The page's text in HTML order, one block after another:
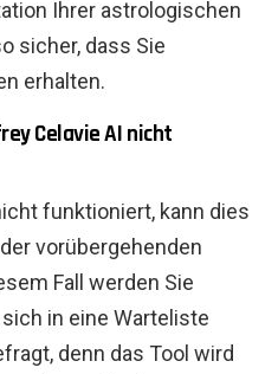
Ihrer astrologischen
sicher, dass Sie
erhalten.
Celavie AI nicht
funktioniert, kann dies
vorübergehenden
Fall werden Sie
in eine Warteliste
denn das Tool wird